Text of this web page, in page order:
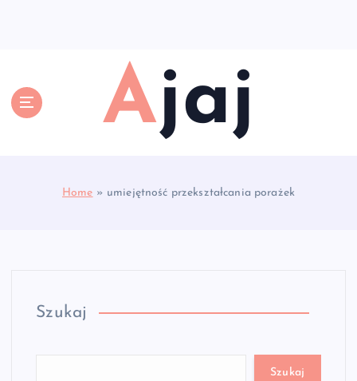
Ajaj
Home » umiejętność przekształcania porażek
Szukaj
Szukaj